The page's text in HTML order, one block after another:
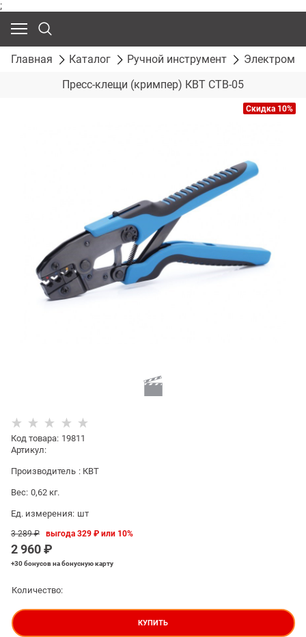
;
Главная Каталог Ручной инструмент
Пресс-клещи (кримпер) КВТ СТВ-05
Скидка 10%
Код товара: 19811
Артикул:
Производитель : КВТ
Вес: 0,62 кг.
Ед. измерения: шт
3 289 ₽
2 960 ₽
выгода329 ₽ или 10%
+30 бонусовна бонусную карту
Количество:
КУПИТЬ